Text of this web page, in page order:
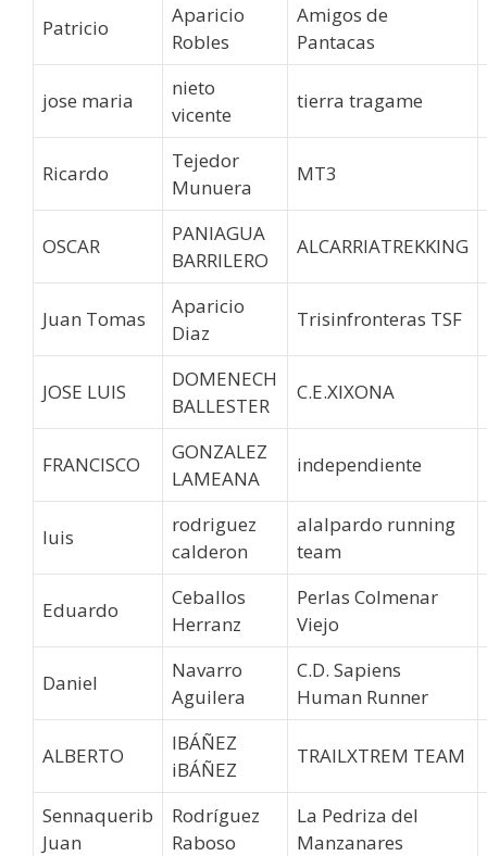
Patricio
Aparicio
Robles
Amigos de
Pantacas
jose maria
nieto
vicente
tierra tragame
Ricardo
Tejedor
Munuera
MT3
OSCAR
PANIAGUA
BARRILERO
ALCARRIATREKKING
Juan Tomas
Aparicio
Diaz
Trisinfronteras TSF
JOSE LUIS
DOMENECH
BALLESTER
C.E.XIXONA
FRANCISCO
GONZALEZ
LAMEANA
independiente
luis
rodriguez
calderon
alalpardo running
team
Eduardo
Ceballos
Herranz
Perlas Colmenar
Viejo
Daniel
Navarro
Aguilera
C.D. Sapiens
Human Runner
ALBERTO
IBÁÑEZ
iBÁÑEZ
TRAILXTREM TEAM
Sennaquerib
Juan
Rodríguez
Raboso
La Pedriza del
Manzanares